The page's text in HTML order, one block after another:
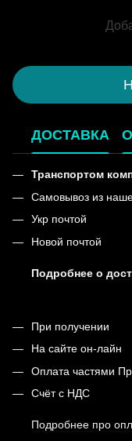
ДОСТАВКА
Транспортом
Самовывоз из
Укр почтой
Новой почтой
Подробнее о
При получении
На сайте он-лайн
Оплата частями
Счёт с НДС
Подробнее про